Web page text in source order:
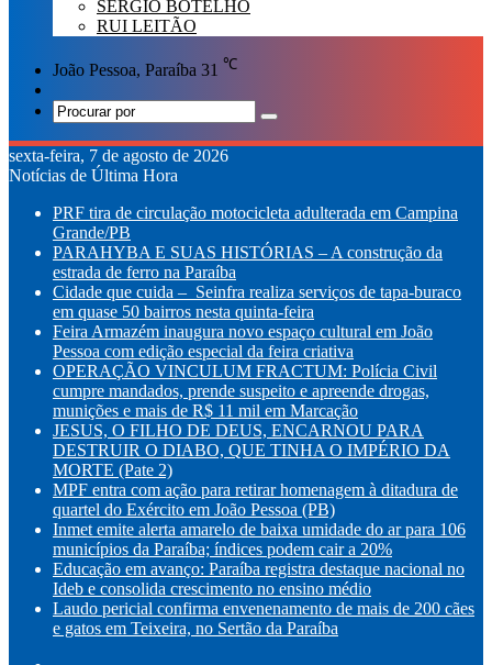
SÉRGIO BOTELHO
RUI LEITÃO
João Pessoa, Paraíba 31 ℃
skin
Procurar
por
sexta-feira, 7 de agosto de 2026
Notícias de Última Hora
PRF tira de circulação motocicleta adulterada em Campina
Grande/PB
PARAHYBA E SUAS HISTÓRIAS – A construção da
estrada de ferro na Paraíba
Cidade que cuida – Seinfra realiza serviços de tapa-buraco
em quase 50 bairros nesta quinta-feira
Feira Armazém inaugura novo espaço cultural em João
Pessoa com edição especial da feira criativa
OPERAÇÃO VINCULUM FRACTUM: Polícia Civil
cumpre mandados, prende suspeito e apreende drogas,
munições e mais de R$ 11 mil em Marcação
JESUS, O FILHO DE DEUS, ENCARNOU PARA
DESTRUIR O DIABO, QUE TINHA O IMPÉRIO DA
MORTE (Pate 2)
MPF entra com ação para retirar homenagem à ditadura de
quartel do Exército em João Pessoa (PB)
Inmet emite alerta amarelo de baixa umidade do ar para 106
municípios da Paraíba; índices podem cair a 20%
Educação em avanço: Paraíba registra destaque nacional no
Ideb e consolida crescimento no ensino médio
Laudo pericial confirma envenenamento de mais de 200 cães
e gatos em Teixeira, no Sertão da Paraíba